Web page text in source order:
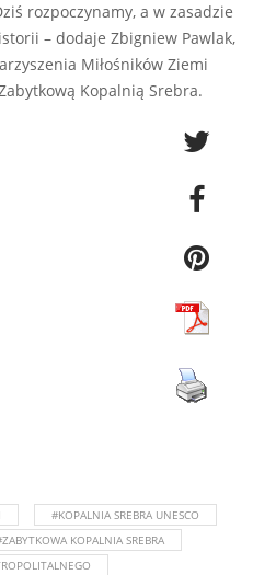
rozpoczynamy, a w zasadzie
– dodaje Zbigniew Pawlak,
Miłośników Ziemi
Kopalnią Srebra.
#KOPALNIA SREBRA UNESCO
KOPALNIA SREBRA